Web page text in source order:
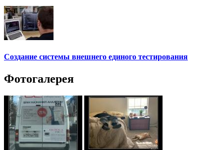
Создание системы внешнего единого тестирования
Фотогалерея